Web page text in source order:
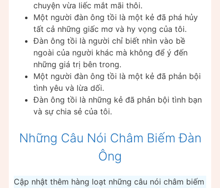
chuyện vừa liếc mắt mãi thôi.
Một người đàn ông tồi là một kẻ đã phá hủy
tất cả những giấc mơ và hy vọng của tôi.
Đàn ông tồi là người chỉ biết nhìn vào bề
ngoài của người khác mà không để ý đến
những giá trị bên trong.
Một người đàn ông tồi là một kẻ đã phản bội
tình yêu và lừa dối.
Đàn ông tồi là những kẻ đã phản bội tình bạn
và sự chia sẻ của tôi.
Những Câu Nói Châm Biếm Đàn
Ông
Cập nhật thêm hàng loạt những câu nói châm biếm